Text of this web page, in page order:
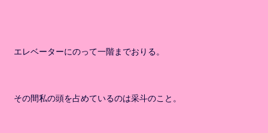
エレベーターにのって一階までおりる。
その間私の頭を占めているのは采斗のこと。